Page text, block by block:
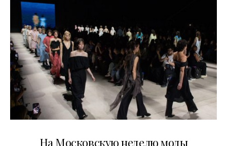
На Московскую неделю моды